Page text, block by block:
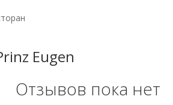
Eugen
Отзывов пока нет